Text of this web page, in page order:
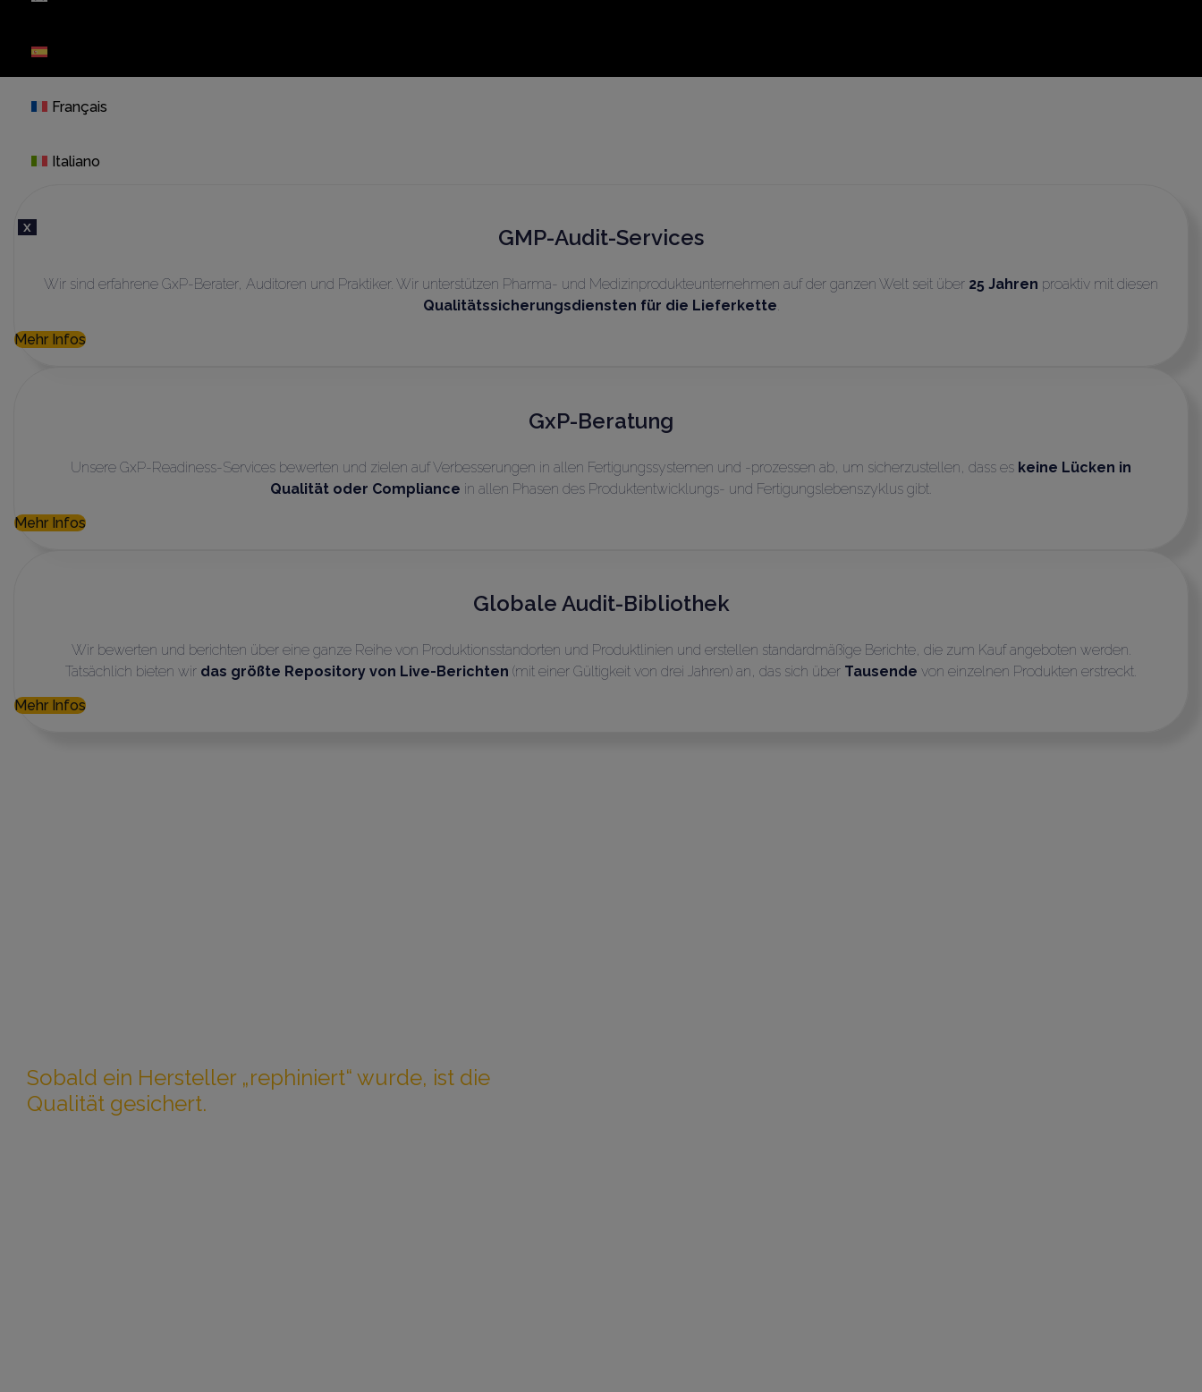
Français
Italiano
X GMP-Audit-Services
Wir sind erfahrene GxP-Berater, Auditoren und Praktiker. Wir unterstützen Pharma- und Medizinprodukteunternehmen auf der ganzen Welt seit über 25 Jahren proaktiv mit diesen
Qualitätssicherungsdiensten für die Lieferkette.
Mehr Infos
GxP-Beratung
Unsere GxP-Readiness-Services bewerten und zielen auf Verbesserungen in allen Fertigungssystemen und -prozessen ab, um sicherzustellen, dass es keine Lücken in
Qualität oder Compliance in allen Phasen des Produktentwicklungs- und Fertigungslebenszyklus gibt.
Mehr Infos
Globale Audit-Bibliothek
Wir bewerten und berichten über eine ganze Reihe von Produktionsstandorten und Produktlinien und erstellen standardmäßige Berichte, die zum Kauf angeboten werden.
Tatsächlich bieten wir das größte Repository von Live-Berichten (mit einer Gültigkeit von drei Jahren) an, das sich über Tausende von einzelnen Produkten erstreckt.
Mehr Infos
Sobald ein Hersteller „rephiniert“ wurde, ist die
Qualität gesichert.